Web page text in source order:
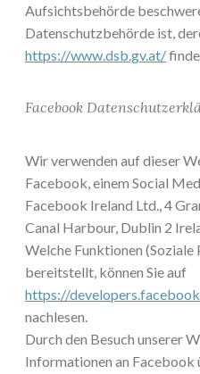
Aufsichtsbehörde
Datenschutzbehörde ist,
https://www.dsb.gv.at/
Facebook
Wir verwenden auf dieser
Facebook, einem Social
Facebook Ireland Ltd., 4
Canal Harbour, Dublin 2
Welche Funktionen (Soziale
bereitstellt, können Sie auf
https://
nachlesen.
Durch den Besuch unserer
Informationen an